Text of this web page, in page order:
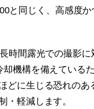
と同じく、高感度
時間露光での撮影に
却機構を備えている
どに生じる恐れのあ
・軽減します。